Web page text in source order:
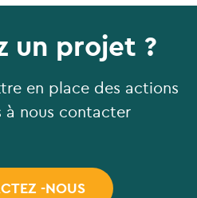
un projet ?
en place des actions
à nous contacter
-NOUS